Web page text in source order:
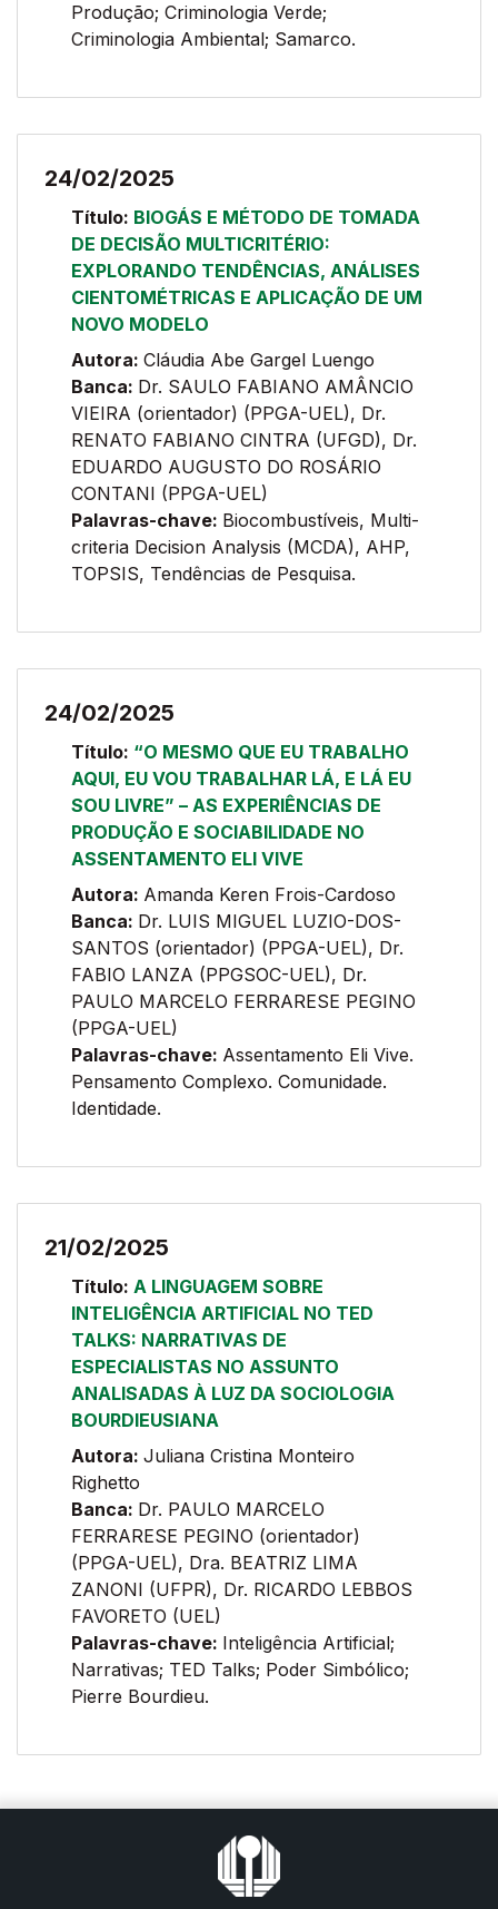
Produção; Criminologia Verde;
Criminologia Ambiental; Samarco.
24/02/2025
Título: BIOGÁS E MÉTODO DE TOMADA
DE DECISÃO MULTICRITÉRIO:
EXPLORANDO TENDÊNCIAS, ANÁLISES
CIENTOMÉTRICAS E APLICAÇÃO DE UM
NOVO MODELO
Autora: Cláudia Abe Gargel Luengo
Banca: Dr. SAULO FABIANO AMÂNCIO
VIEIRA (orientador) (PPGA-UEL), Dr.
RENATO FABIANO CINTRA (UFGD), Dr.
EDUARDO AUGUSTO DO ROSÁRIO
CONTANI (PPGA-UEL)
Palavras-chave: Biocombustíveis, Multi-
criteria Decision Analysis (MCDA), AHP,
TOPSIS, Tendências de Pesquisa.
24/02/2025
Título: “O MESMO QUE EU TRABALHO
AQUI, EU VOU TRABALHAR LÁ, E LÁ EU
SOU LIVRE” – AS EXPERIÊNCIAS DE
PRODUÇÃO E SOCIABILIDADE NO
ASSENTAMENTO ELI VIVE
Autora: Amanda Keren Frois-Cardoso
Banca: Dr. LUIS MIGUEL LUZIO-DOS-
SANTOS (orientador) (PPGA-UEL), Dr.
FABIO LANZA (PPGSOC-UEL), Dr.
PAULO MARCELO FERRARESE PEGINO
(PPGA-UEL)
Palavras-chave: Assentamento Eli Vive.
Pensamento Complexo. Comunidade.
Identidade.
21/02/2025
Título: A LINGUAGEM SOBRE
INTELIGÊNCIA ARTIFICIAL NO TED
TALKS: NARRATIVAS DE
ESPECIALISTAS NO ASSUNTO
ANALISADAS À LUZ DA SOCIOLOGIA
BOURDIEUSIANA
Autora: Juliana Cristina Monteiro
Righetto
Banca: Dr. PAULO MARCELO
FERRARESE PEGINO (orientador)
(PPGA-UEL), Dra. BEATRIZ LIMA
ZANONI (UFPR), Dr. RICARDO LEBBOS
FAVORETO (UEL)
Palavras-chave: Inteligência Artificial;
Narrativas; TED Talks; Poder Simbólico;
Pierre Bourdieu.